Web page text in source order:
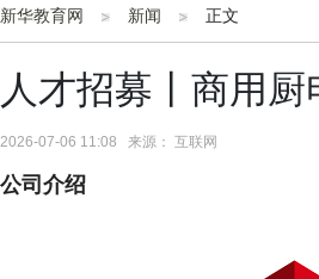
新华教育网 新闻 正文
人才招募丨商用
2026-07-06 11:08 来源： 互联网
公司介绍